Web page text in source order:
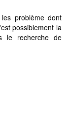
problème dont
possiblement la
le recherche de